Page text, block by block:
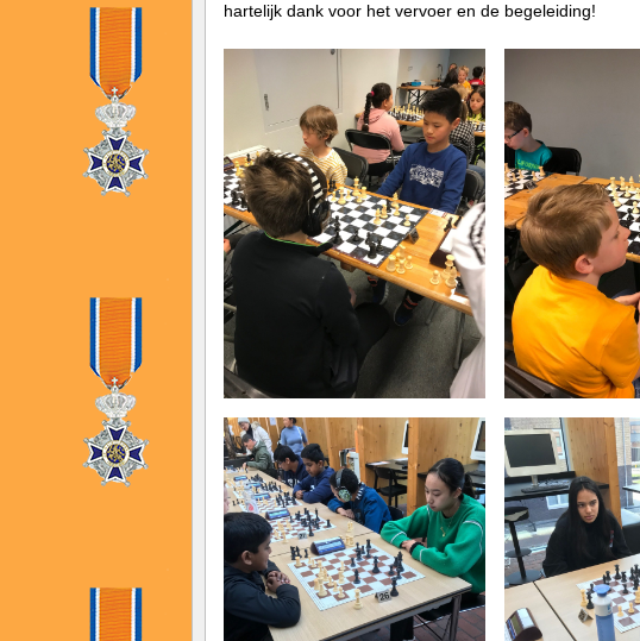
hartelijk dank voor het vervoer en de begeleiding!